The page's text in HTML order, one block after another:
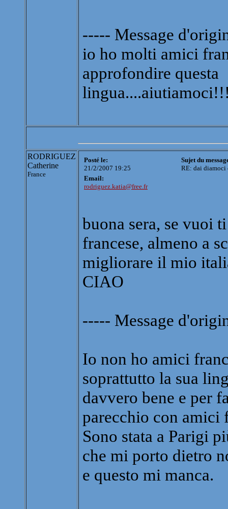
----- Message
io ho molti amici
approfondire questa
RODRIGUEZ
Catherine
France
Posté le:
21/2/2007 19:25
Sujet du
RE: dai diamoci
Email:
rodriguez.katia@free.fr
buona sera, se vuoi
francese, almeno a
migliorare il mio
CIAO
----- Message
Io non ho amici
soprattutto la sua
davvero bene e per
parecchio con amici
Sono stata a Parigi
che mi porto dietro
e questo mi manca.